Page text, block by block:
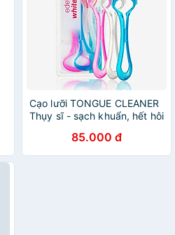
Cạo lưỡi TONGUE CLEANER
Thụy sĩ - sạch khuẩn, hết hôi
85.000 đ